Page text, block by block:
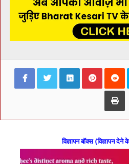
FacebookTwitterLinkedIn
विज्ञापन बॉक्स (विज्ञापन